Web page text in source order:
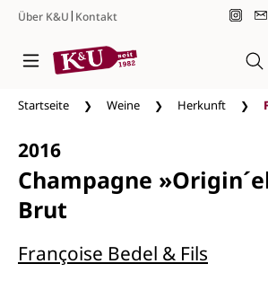
Zum Hauptinhalt springen
Über K&U| Kontakt
Startseite Weine Herkunft
2016
Champagne
Brut
Françoise Bedel & Fils